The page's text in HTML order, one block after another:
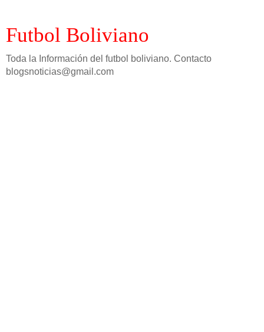
Futbol Boliviano
Toda la Información del futbol boliviano. Contacto
blogsnoticias@gmail.com